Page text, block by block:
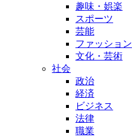
趣味・娯楽
スポーツ
芸能
ファッション
文化・芸術
社会
政治
経済
ビジネス
法律
職業